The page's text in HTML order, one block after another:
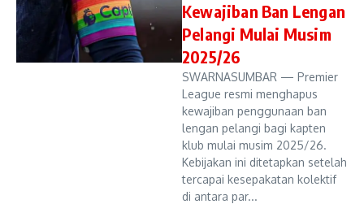
Kewajiban Ban Lengan
Pelangi Mulai Musim
2025/26
SWARNASUMBAR — Premier
League resmi menghapus
kewajiban penggunaan ban
lengan pelangi bagi kapten
klub mulai musim 2025/26.
Kebijakan ini ditetapkan setelah
tercapai kesepakatan kolektif
di antara par...